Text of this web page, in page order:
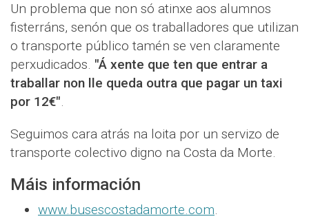
Un problema que non só atinxe aos alumnos
fisterráns, senón que os traballadores que utilizan
o transporte público tamén se ven claramente
perxudicados. "Á xente que ten que entrar a
traballar non lle queda outra que pagar un taxi
por 12€".
Seguimos cara atrás na loita por un servizo de
transporte colectivo digno na Costa da Morte.
Máis información
www.busescostadamorte.com.